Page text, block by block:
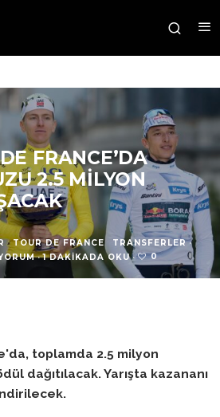
FRANCE’DA
2.5 MILYON
TOUR DE FRANCE TRANSFERLER ·
· 1 DAKIKADA OKU · 0
toplamda 2.5 milyon
dağıtılacak. Yarışta kazananı